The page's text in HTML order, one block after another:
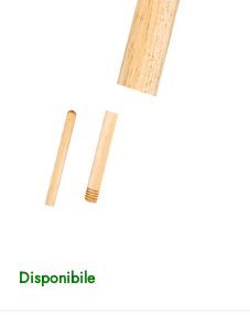
Disponibile